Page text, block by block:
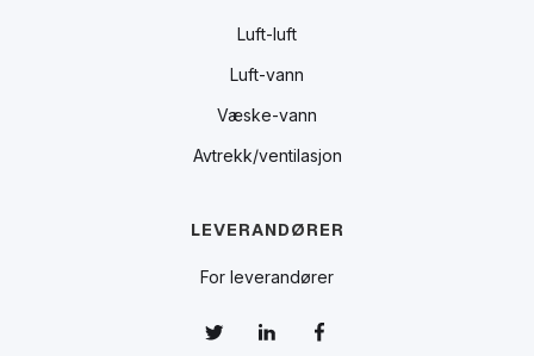
Luft-luft
Luft-vann
Væske-vann
Avtrekk/ventilasjon
LEVERANDØRER
For leverandører